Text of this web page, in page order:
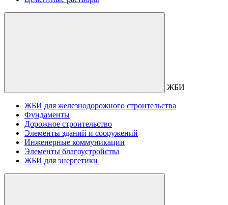
ЖБИ
ЖБИ для железнодорожного строительства
Фундаменты
Дорожное строительство
Элементы зданий и сооружений
Инженерные коммуникации
Элементы благоустройства
ЖБИ для энергетики